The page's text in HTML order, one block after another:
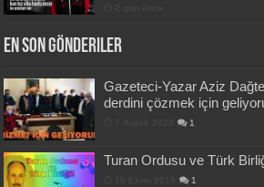
En Son Gönderiler
Gazeteci-Yazar Aziz
derdini çözmek için
1
Turan Ordusu ve Türk
1